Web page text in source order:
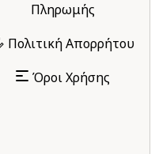
Πληρωμής
Πολιτική Απορρήτου
Όροι Χρήσης